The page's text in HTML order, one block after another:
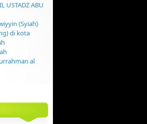
USTADZ ABU
(Syiah)
di kota
al